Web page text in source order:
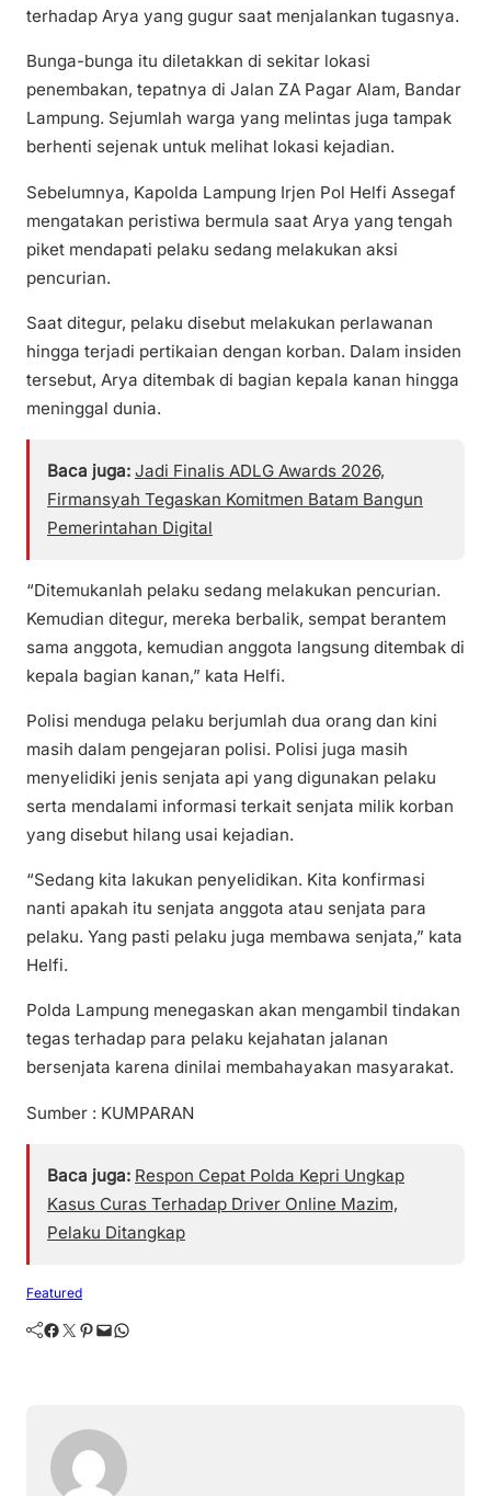
terhadap Arya yang gugur saat menjalankan tugasnya.
Bunga-bunga itu diletakkan di sekitar lokasi
penembakan, tepatnya di Jalan ZA Pagar Alam, Bandar
Lampung. Sejumlah warga yang melintas juga tampak
berhenti sejenak untuk melihat lokasi kejadian.
Sebelumnya, Kapolda Lampung Irjen Pol Helfi Assegaf
mengatakan peristiwa bermula saat Arya yang tengah
piket mendapati pelaku sedang melakukan aksi
pencurian.
Saat ditegur, pelaku disebut melakukan perlawanan
hingga terjadi pertikaian dengan korban. Dalam insiden
tersebut, Arya ditembak di bagian kepala kanan hingga
meninggal dunia.
Baca juga: Jadi Finalis ADLG Awards 2026,
Firmansyah Tegaskan Komitmen Batam Bangun
Pemerintahan Digital
“Ditemukanlah pelaku sedang melakukan pencurian.
Kemudian ditegur, mereka berbalik, sempat berantem
sama anggota, kemudian anggota langsung ditembak di
kepala bagian kanan,” kata Helfi.
Polisi menduga pelaku berjumlah dua orang dan kini
masih dalam pengejaran polisi. Polisi juga masih
menyelidiki jenis senjata api yang digunakan pelaku
serta mendalami informasi terkait senjata milik korban
yang disebut hilang usai kejadian.
“Sedang kita lakukan penyelidikan. Kita konfirmasi
nanti apakah itu senjata anggota atau senjata para
pelaku. Yang pasti pelaku juga membawa senjata,” kata
Helfi.
Polda Lampung menegaskan akan mengambil tindakan
tegas terhadap para pelaku kejahatan jalanan
bersenjata karena dinilai membahayakan masyarakat.
Sumber : KUMPARAN
Baca juga: Respon Cepat Polda Kepri Ungkap
Kasus Curas Terhadap Driver Online Mazim,
Pelaku Ditangkap
Featured
Facebook Twitter Pinterest Mail WhatsApp